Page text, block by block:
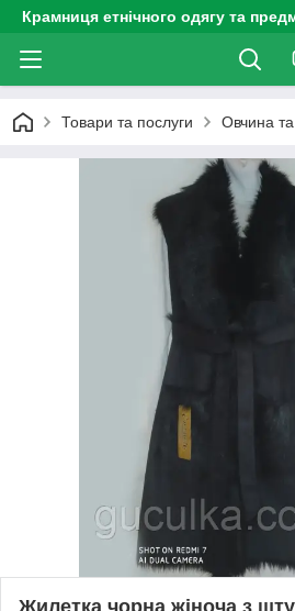
Крамниця етнічного одягу та
Товари та послуги Овчина та
Жилетка чорна жіноча з